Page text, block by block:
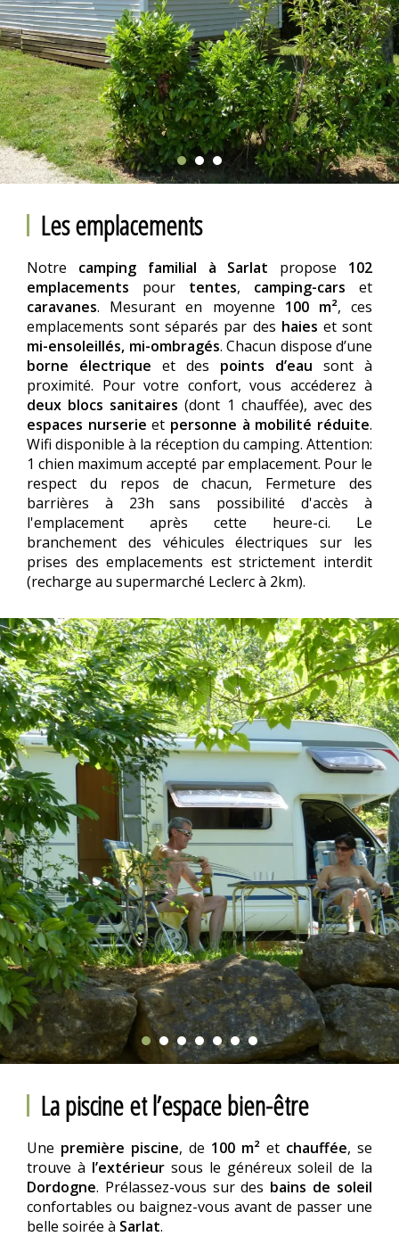
Les emplacements
Notre camping familial à Sarlat propose 102
emplacements pour tentes, camping-cars et
caravanes. Mesurant en moyenne 100 m², ces
emplacements sont séparés par des haies et sont
mi-ensoleillés, mi-ombragés. Chacun dispose d’une
borne électrique et des points d’eau sont à
proximité. Pour votre confort, vous accéderez à
deux blocs sanitaires (dont 1 chauffée), avec des
espaces nurserie et personne à mobilité réduite.
Wifi disponible à la réception du camping. Attention:
1 chien maximum accepté par emplacement. Pour le
respect du repos de chacun, Fermeture des
barrières à 23h sans possibilité d'accès à
l'emplacement après cette heure-ci. Le
branchement des véhicules électriques sur les
prises des emplacements est strictement interdit
(recharge au supermarché Leclerc à 2km).
La piscine et l’espace bien-être
Une première piscine, de 100 m² et chauffée, se
trouve à l’extérieur sous le généreux soleil de la
Dordogne. Prélassez-vous sur des bains de soleil
confortables ou baignez-vous avant de passer une
belle soirée à Sarlat.